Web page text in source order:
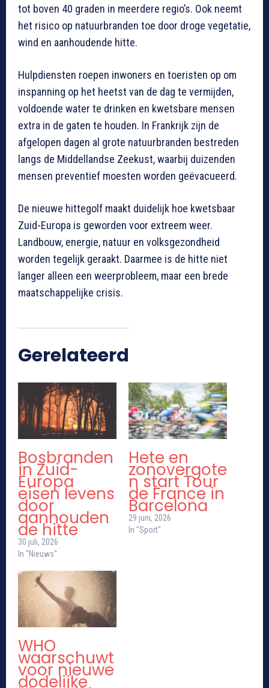
tot boven 40 graden in meerdere regio’s. Ook neemt
het risico op natuurbranden toe door droge vegetatie,
wind en aanhoudende hitte.
Hulpdiensten roepen inwoners en toeristen op om
inspanning op het heetst van de dag te vermijden,
voldoende water te drinken en kwetsbare mensen
extra in de gaten te houden. In Frankrijk zijn de
afgelopen dagen al grote natuurbranden bestreden
langs de Middellandse Zeekust, waarbij duizenden
mensen preventief moesten worden geëvacueerd.
De nieuwe hittegolf maakt duidelijk hoe kwetsbaar
Zuid-Europa is geworden voor extreem weer.
Landbouw, energie, natuur en volksgezondheid
worden tegelijk geraakt. Daarmee is de hitte niet
langer alleen een weerprobleem, maar een brede
maatschappelijke crisis.
Gerelateerd
Bosbranden
in Zuid-
Europa
eisen levens
door
aanhouden
de hitte
30 juli, 2026
In "Nieuws"
Hete en
zonovergote
n start Tour
de France in
Barcelona
29 juni, 2026
In "Sport"
WHO
waarschuwt
voor nieuwe
dodelijke